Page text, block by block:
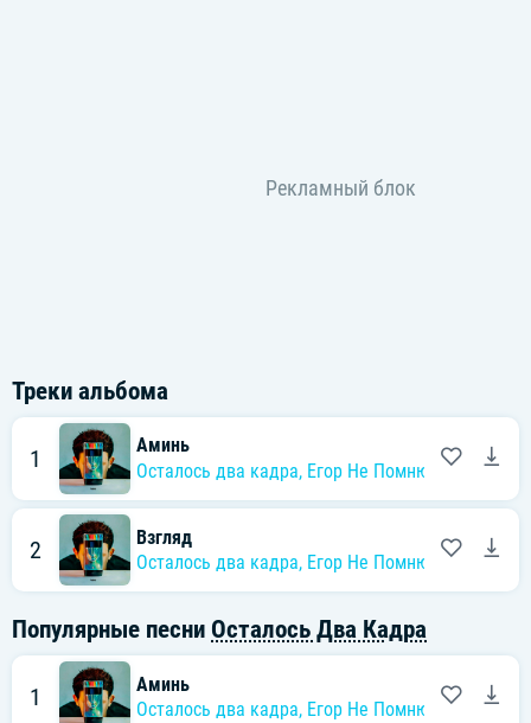
Треки альбома
1
Аминь
Осталось два кадра, Егор Не Помню
2
Взгляд
Осталось два кадра, Егор Не Помню
Популярные песни Осталось Два Кадра
1
Аминь
Осталось два кадра, Егор Не Помню